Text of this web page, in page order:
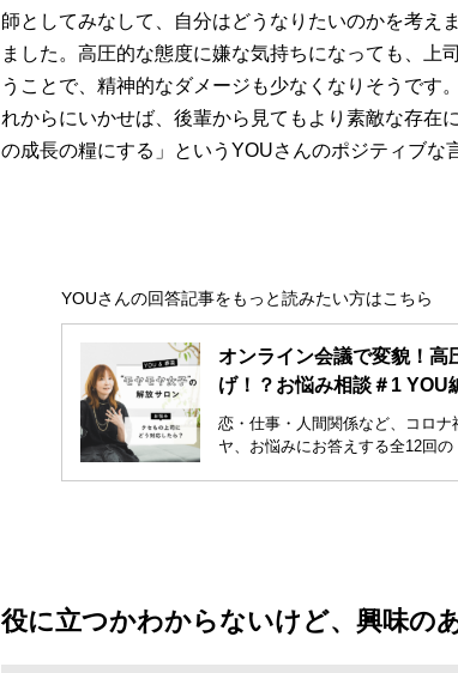
師としてみなして、自分はどうなりたいのかを考え
ました。高圧的な態度に嫌な気持ちになっても、上
うことで、精神的なダメージも少なくなりそうです
れからにいかせば、後輩から見てもより素敵な存在
の成長の糧にする」というYOUさんのポジティブな
YOUさんの回答記事をもっと読みたい方はこちら
オンライン会議で変貌！高
げ！？お悩み相談＃1 YOU
恋・仕事・人間関係など、コロ
ヤ、お悩みにお答えする全12回
役に立つかわからないけど、興味の